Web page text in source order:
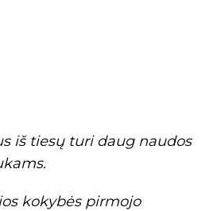
iš tiesų turi daug naudos
kokybės pirmojo